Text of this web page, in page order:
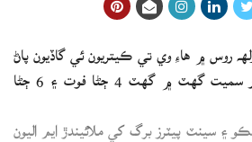
روس ۾ هاءِ وي تي ڪيتريون ئي گاڏيون پاڻ
۾ ٽڪرائجڻ سبب هڪ ٻار سميت گهٽ ۾ گهٽ 4 ڄڻا فوت ۽ 6 ڄڻا
۽ سينٽ پيٽرز برگ کي ملائيندڙ ايم اليون